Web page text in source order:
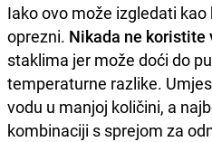
Iako ovo može izgledati
oprezni. Nikada ne koristite
staklima jer može doći do
temperaturne razlike.
vodu u manjoj količini, a
kombinaciji s sprejom za